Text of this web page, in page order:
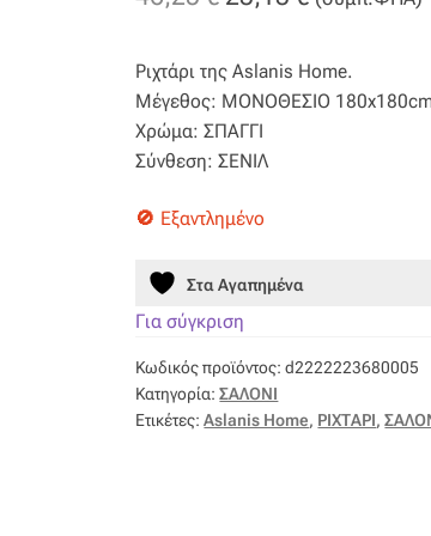
was:
46,25 €.
τιμή
Ριχτάρι της Aslanis Home.
Μέγεθος: ΜΟΝΟΘΕΣΙΟ
Χρώμα: ΣΠΑΓΓΙ
Σύνθεση: ΣΕΝΙΛ
Εξαντλημένο
Στα Αγαπημένα
Για σύγκριση
Κωδικός προϊόντος:d2222223680005
Κατηγορία:ΣΑΛΟΝΙ
Ετικέτες:Aslanis Home, ΡΙΧΤΑΡΙ,